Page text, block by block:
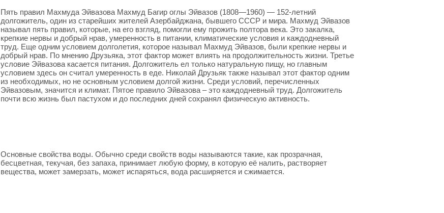
Пять правил Махмуда Эйвазова Махмуд Багир оглы Эйвазов (1808—1960) — 152-летний
долгожитель, один из старейших жителей Азербайджана, бывшего СССР и мира. Махмуд Эйвазов
называл пять правил, которые, на его взгляд, помогли ему прожить полтора века. Это закалка,
крепкие нервы и добрый нрав, умеренность в питании, климатические условия и каждодневный
труд. Еще одним условием долголетия, которое называл Махмуд Эйвазов, были крепкие нервы и
добрый нрав. По мнению Друзьяка, этот фактор может влиять на продолжительность жизни. Третье
условие Эйвазова касается питания. Долгожитель ел только натуральную пищу, но главным
условием здесь он считал умеренность в еде. Николай Друзьяк также называл этот фактор одним
из необходимых, но не основным условием долгой жизни. Среди условий, перечисленных
Эйвазовым, значится и климат. Пятое правило Эйвазова – это каждодневный труд. Долгожитель
почти всю жизнь был пастухом и до последних дней сохранял физическую активность.
Основные свойства воды. Обычно среди свойств воды называются такие, как прозрачная,
бесцветная, текучая, без запаха, принимает любую форму, в которую её налить, растворяет
вещества, может замерзать, может испаряться, вода расширяется и сжимается.